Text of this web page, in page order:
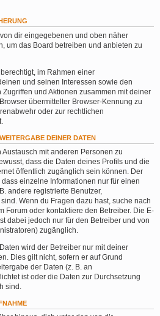
dir eingegebenen und oben näher
um das Board betreiben und anbieten zu
im Rahmen einer
und seinen Interessen sowie den
Zugriffen und Aktionen zusammen mit deiner
übermittelter Browser-Kennung zu
oder zur rechtlichen
DEINER DATEN
mit anderen Personen zu
dass die Daten deines Profils und die
öffentlich zugänglich sein können. Der
einzelne Informationen nur für einen
andere registrierte Benutzer,
Wenn du Fragen dazu hast, suche nach
Forum oder kontaktiere den Betreiber. Die E-
dabei jedoch nur für den Betreiber und von
zugänglich.
wird der Betreiber nur mit deiner
Dies gilt nicht, sofern er auf Grund
der Daten (z. B. an
ist oder die Daten zur Durchsetzung
sind.